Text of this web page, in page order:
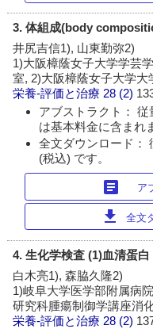
3. 体組成(body
井尻吉信1), 山東勤弥2)
1)大阪樟蔭女子大学学芸
室, 2)大阪樟蔭女子大学
栄養-評価と治療 28 (2)
アブストラクト： 従
は基本料金に含まれ
全文ダウンロード：
(税込) です。
article ア
download 全文
4. 生化学検査 (1)血清蛋白
白木亮1), 森脇久隆2)
1)岐阜大学医学部附属病
研究科腫瘍制御学講座消
栄養-評価と治療 28 (2)